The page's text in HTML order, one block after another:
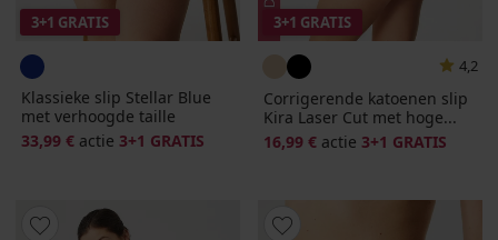
3+1 GRATIS
Klassieke slip Stellar Blue
met verhoogde taille
33,99 € actie 3+1 GRATIS
3+1 GRATIS
4,2
Corrigerende katoenen slip
Kira Laser Cut met hoge...
16,99 € actie 3+1 GRATIS